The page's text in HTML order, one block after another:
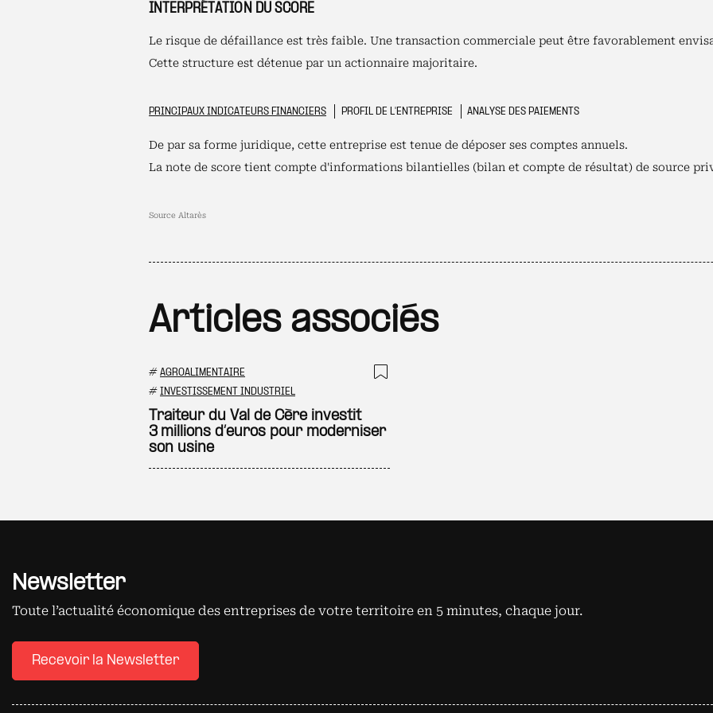
INTERPRÉTATION DU SCORE
Le risque de défaillance est très faible. Une transaction commerciale peut être favorablement
Cette structure est détenue par un actionnaire majoritaire.
PRINCIPAUX INDICATEURS FINANCIERS PROFIL DE L'ENTREPRISE ANALYSE DES PAIEMENTS
De par sa forme juridique, cette entreprise est tenue de déposer ses comptes annuels.
La note de score tient compte d'informations bilantielles (bilan et compte de résultat) de source
Source Altarès
Articles associés
# AGROALIMENTAIRE
# INVESTISSEMENT INDUSTRIEL
Traiteur du Val de Cère investit
3 millions d’euros pour moderniser
son usine
Newsletter
Toute l’actualité économique des entreprises de votre territoire en 5 minutes, chaque jour.
Recevoir la Newsletter